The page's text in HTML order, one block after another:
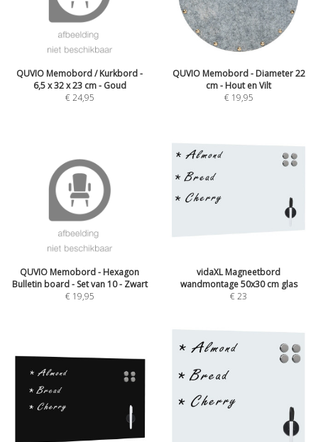
QUVIO Memobord / Kurkbord -
6,5 x 32 x 23 cm - Goud
€24,95
QUVIO Memobord - Diameter 22
cm - Hout en Vilt
€ 19,95
QUVIO Memobord - Hexagon
Bulletin board - Set van 10 - Zwart
€ 19,95
vidaXL Magneetbord
wandmontage 50x30 cm glas
€23